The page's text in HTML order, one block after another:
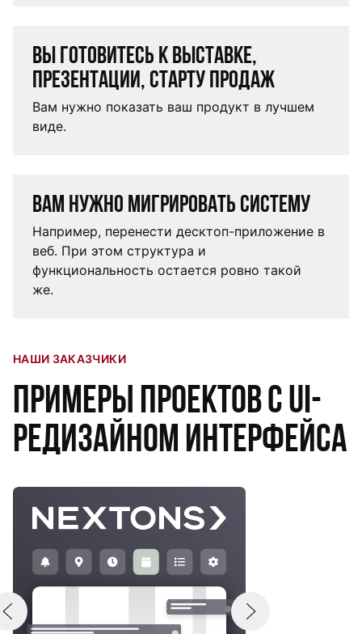
Вы готовитесь к выставке,
презентации, старту продаж
Вам нужно показать ваш продукт в лучшем
виде.
Вам нужно мигрировать систему
Например, перенести десктоп-приложение в
веб. При этом структура и
функциональность остается ровно такой
же.
НАШИ ЗАКАЗЧИКИ
Примеры проектов с UI-
редизайном интерфейса